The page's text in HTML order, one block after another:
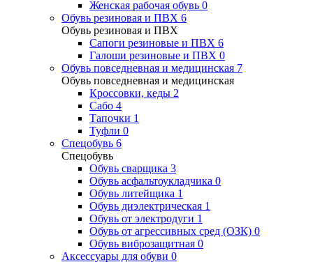
Женская рабочая обувь 0
Обувь резиновая и ПВХ 6
Обувь резиновая и ПВХ
Сапоги резиновые и ПВХ 6
Галоши резиновые и ПВХ 0
Обувь повседневная и медицинская 7
Обувь повседневная и медицинская
Кроссовки, кеды 2
Сабо 4
Тапочки 1
Туфли 0
Спецобувь 6
Спецобувь
Обувь сварщика 3
Обувь асфальтоукладчика 0
Обувь литейщика 1
Обувь диэлектрическая 1
Обувь от электродуги 1
Обувь от агрессивных сред (ОЗК) 0
Обувь виброзащитная 0
Аксессуары для обуви 0